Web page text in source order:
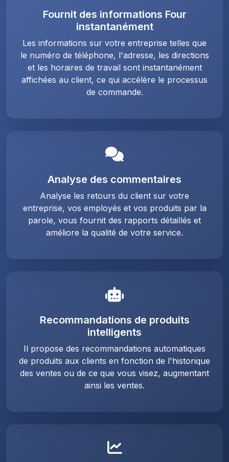
Fournit des informations Four
instantanément
Les informations sur votre entreprise telles que
le numéro de téléphone, l'adresse, les directions
et les horaires de travail sont instantanément
affichées au client, ce qui accélère le processus
de commande.
Analyse des commentaires
Analyse les retours du client sur votre
entreprise, vos employés et vos produits par la
parole, vous fournit des rapports détaillés et
améliore la qualité de votre service.
Recommandations de produits
intelligents
Il propose des recommandations automatiques
de produits aux clients en fonction de l'historique
des ventes ou de ce que vous visez, augmentant
ainsi les ventes.